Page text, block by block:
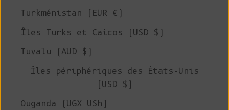
Turkménistan (EUR €)
Îles Turks et Caicos (USD $)
Tuvalu (AUD $)
Îles périphériques des États-Unis
(USD $)
Ouganda (UGX USh)